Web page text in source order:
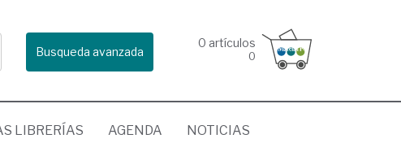
Busqueda avanzada
0 artículos
0
LIBRERÍAS AGENDA NOTICIAS